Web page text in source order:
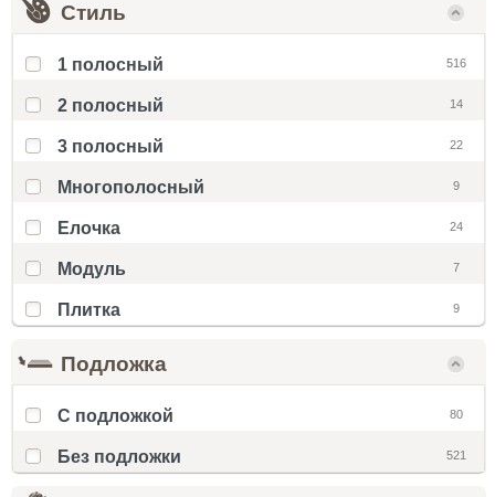
Стиль
1 полосный 516
2 полосный 14
3 полосный 22
Многополосный 9
Елочка 24
Модуль 7
Плитка 9
Подложка
С подложкой 80
Без подложки 521